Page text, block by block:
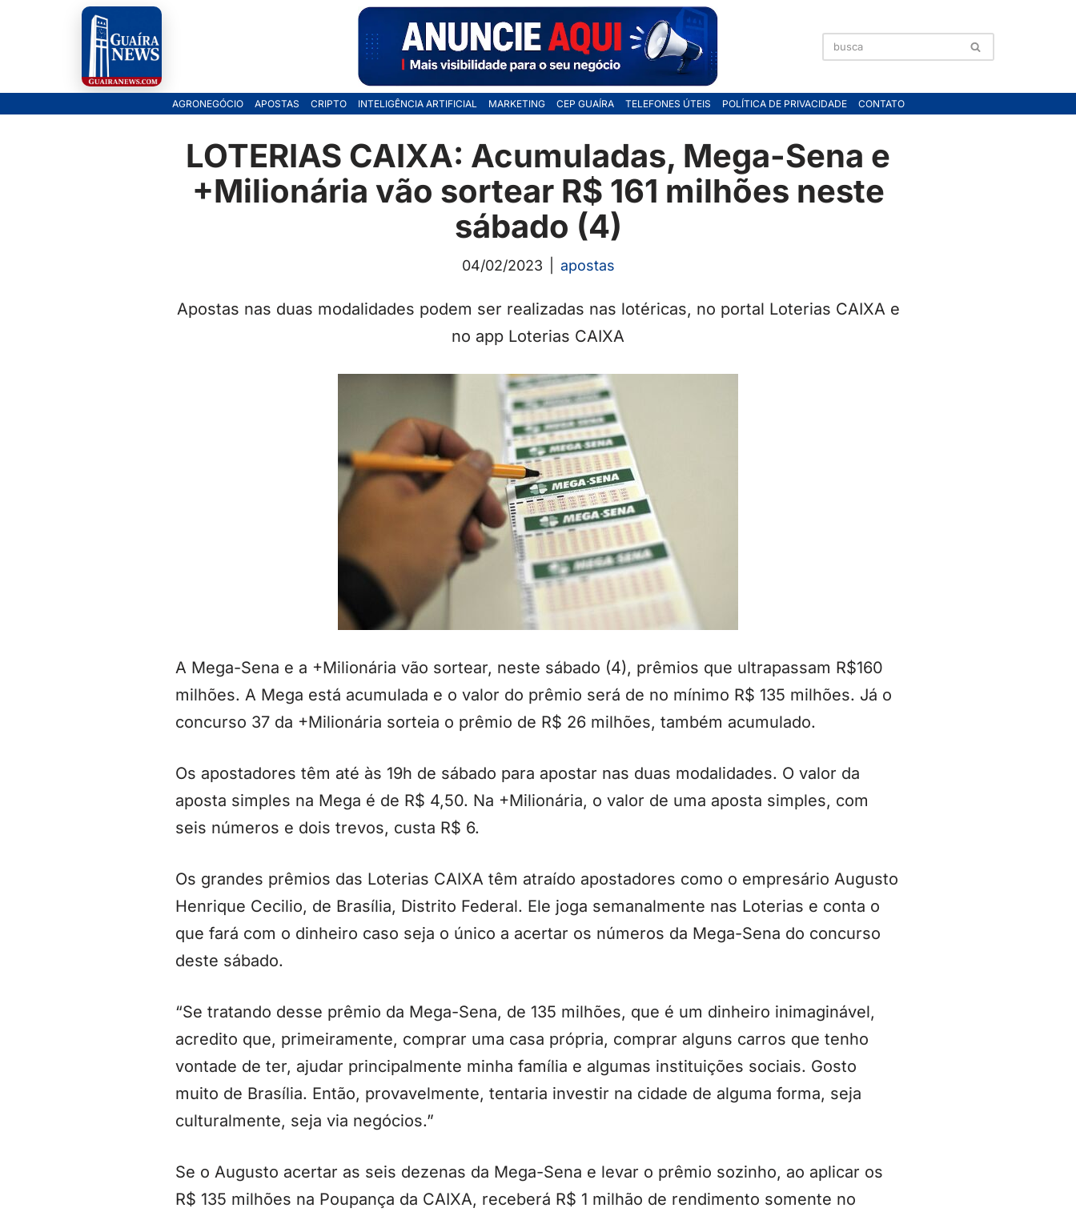
AGRONEGÓCIO APOSTAS CRIPTO INTELIGÊNCIA ARTIFICIAL MARKETING CEP GUAÍRA TELEFONES ÚTEIS POLÍTICA DE PRIVACIDADE CONTATO
LOTERIAS CAIXA: Acumuladas, Mega-Sena e
+Milionária vão sortear R$ 161 milhões neste
sábado (4)
04/02/2023 apostas
Apostas nas duas modalidades podem ser realizadas nas lotéricas, no portal Loterias CAIXA e
no app Loterias CAIXA
A Mega-Sena e a +Milionária vão sortear, neste sábado (4), prêmios que ultrapassam R$160
milhões. A Mega está acumulada e o valor do prêmio será de no mínimo R$ 135 milhões. Já o
concurso 37 da +Milionária sorteia o prêmio de R$ 26 milhões, também acumulado.
Os apostadores têm até às 19h de sábado para apostar nas duas modalidades. O valor da
aposta simples na Mega é de R$ 4,50. Na +Milionária, o valor de uma aposta simples, com
seis números e dois trevos, custa R$ 6.
Os grandes prêmios das Loterias CAIXA têm atraído apostadores como o empresário Augusto
Henrique Cecilio, de Brasília, Distrito Federal. Ele joga semanalmente nas Loterias e conta o
que fará com o dinheiro caso seja o único a acertar os números da Mega-Sena do concurso
deste sábado.
“Se tratando desse prêmio da Mega-Sena, de 135 milhões, que é um dinheiro inimaginável,
acredito que, primeiramente, comprar uma casa própria, comprar alguns carros que tenho
vontade de ter, ajudar principalmente minha família e algumas instituições sociais. Gosto
muito de Brasília. Então, provavelmente, tentaria investir na cidade de alguma forma, seja
culturalmente, seja via negócios.”
Se o Augusto acertar as seis dezenas da Mega-Sena e levar o prêmio sozinho, ao aplicar os
R$ 135 milhões na Poupança da CAIXA, receberá R$ 1 milhão de rendimento somente no